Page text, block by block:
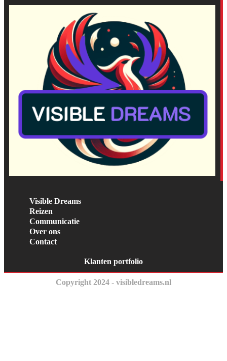
Visible Dreams
Reizen
Communicatie
Over ons
Contact
Klanten portfolio
Copyright 2024 - visibledreams.nl